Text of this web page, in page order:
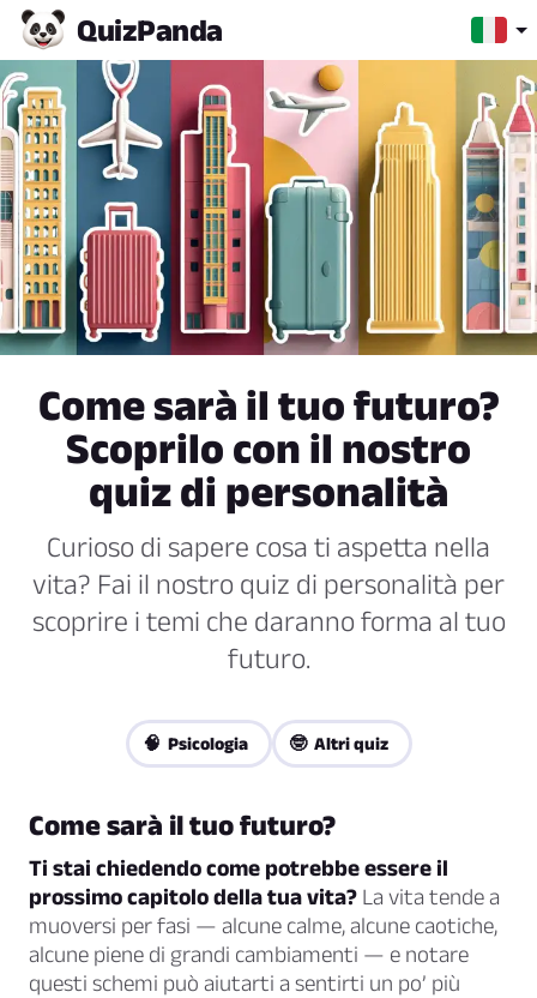
QuizPanda
Come sarà il tuo futuro?
Scoprilo con il nostro
quiz di personalità
Curioso di sapere cosa ti aspetta nella
vita? Fai il nostro quiz di personalità per
scoprire i temi che daranno forma al tuo
futuro.
🧠 Psicologia 🤓 Altri quiz
Come sarà il tuo futuro?
Ti stai chiedendo come potrebbe essere il
prossimo capitolo della tua vita? La vita tende a
muoversi per fasi — alcune calme, alcune caotiche,
alcune piene di grandi cambiamenti — e notare
questi schemi può aiutarti a sentirti un po’ più